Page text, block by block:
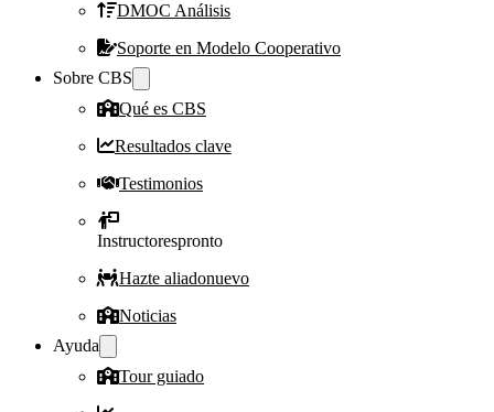
DMOC Análisis
Soporte en Modelo Cooperativo
Sobre CBS
Qué es CBS
Resultados clave
Testimonios
Instructorespronto
Hazte aliadonuevo
Noticias
Ayuda
Tour guiado